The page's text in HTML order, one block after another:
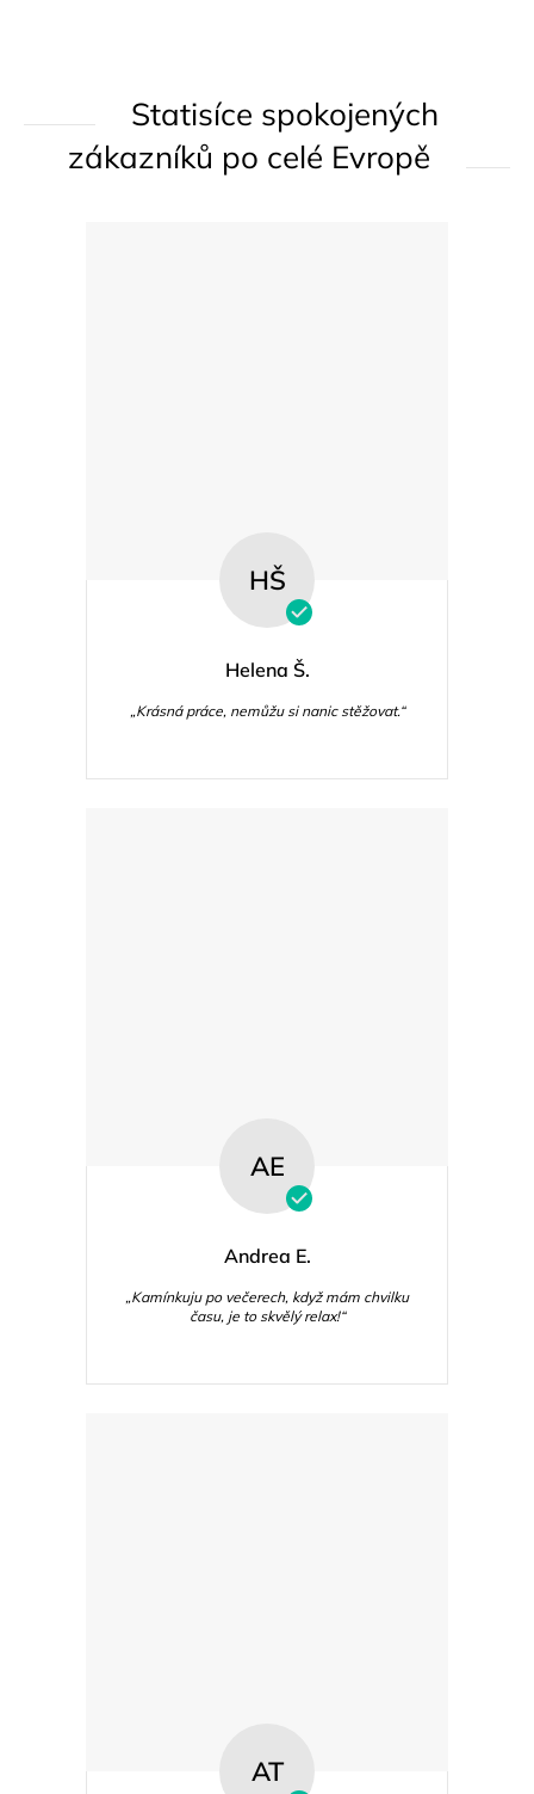
p
v
Statisíce spokojených
zákazníků po celé Evropě
HŠ
Helena Š.
„Krásná práce, nemůžu si nanic stěžovat.“
AE
Andrea E.
„Kamínkuju po večerech, když mám chvilku
času, je to skvělý relax!“
AT